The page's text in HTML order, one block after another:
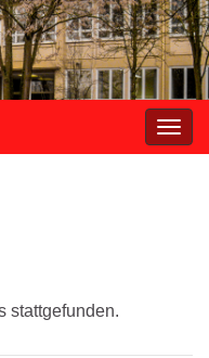
stattgefunden.